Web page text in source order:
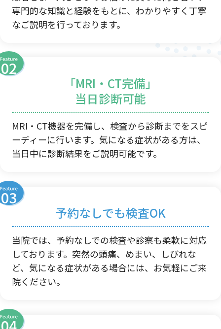
専門的な知識と経験をもとに、わかりやすく丁寧
なご説明を行っております。
｢MRI・CT完備｣
当日診断可能
MRI・CT機器を完備し、検査から診断までをスピ
ーディーに行います。気になる症状がある方は、
当日中に診断結果をご説明可能です。
予約なしでも検査OK
当院では、予約なしでの検査や診察も柔軟に対応
しております。突然の頭痛、めまい、しびれな
ど、気になる症状がある場合には、お気軽にご来
院ください。